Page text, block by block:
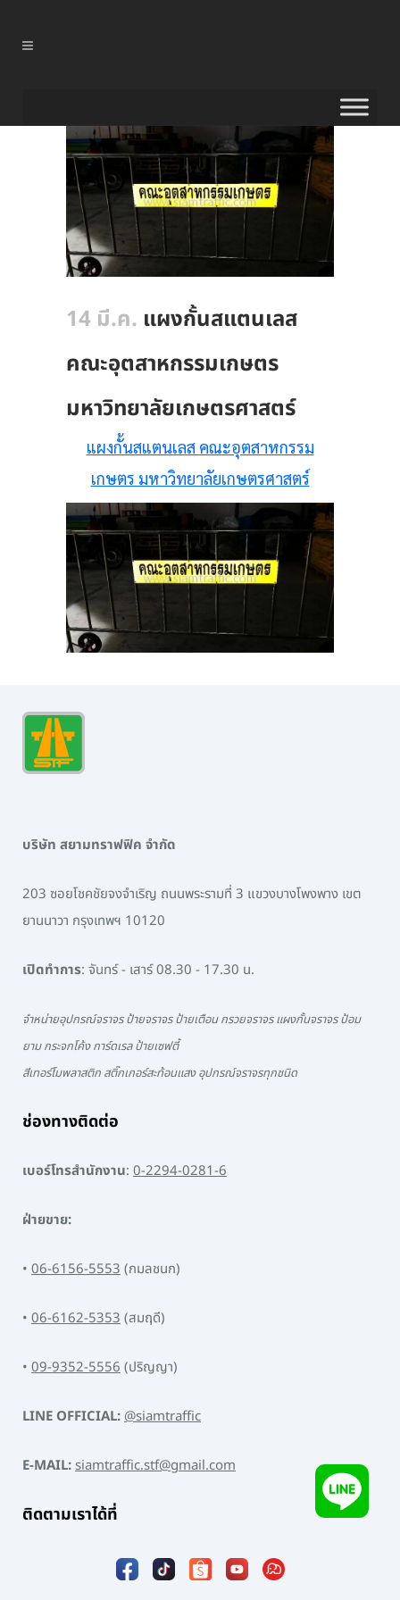
14 มี.ค. แผงกั้นสแตนเลส
คณะอุตสาหกรรมเกษตร
มหาวิทยาลัยเกษตรศาสตร์
แผงกั้นสแตนเลส คณะอุตสาหกรรม
เกษตร มหาวิทยาลัยเกษตรศาสตร์
บริษัท สยามทราฟฟิค จำกัด
203 ซอยโชคชัยจงจำเริญ ถนนพระรามที่ 3 แขวงบางโพงพาง เขต
ยานนาวา กรุงเทพฯ 10120
เปิดทำการ: จันทร์ - เสาร์ 08.30 - 17.30 น.
จำหน่ายอุปกรณ์จราจร ป้ายจราจร ป้ายเตือน กรวยจราจร แผงกั้นจราจร ป้อม
ยาม กระจกโค้ง การ์ดเรล ป้ายเซฟตี้
สีเทอร์โมพลาสติก สติ๊กเกอร์สะท้อนแสง อุปกรณ์จราจรทุกชนิด
ช่องทางติดต่อ
เบอร์โทรสำนักงาน: 0-2294-0281-6
ฝ่ายขาย:
• 06-6156-5553(กมลชนก)
• 06-6162-5353(สมฤดี)
• 09-9352-5556(ปริญญา)
LINE OFFICIAL:@siamtraffic
E-MAIL:siamtraffic.stf@gmail.com
ติดตามเราได้ที่